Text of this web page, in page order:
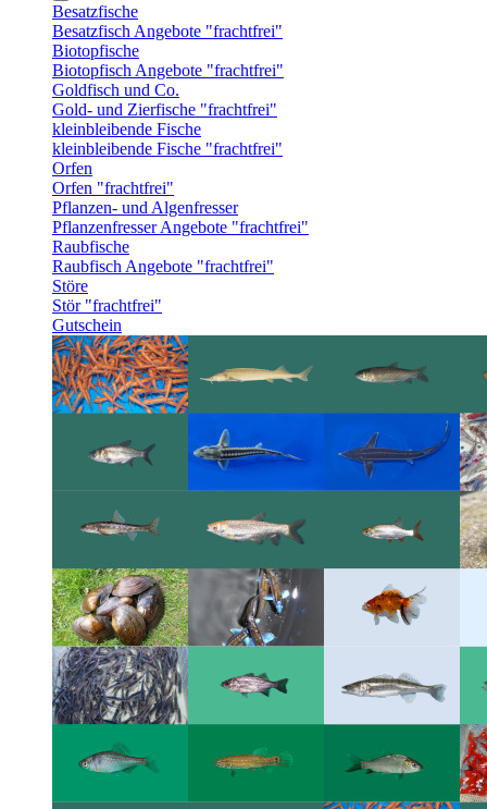
Besatzfische
Besatzfisch Angebote "frachtfrei"
Biotopfische
Biotopfisch Angebote "frachtfrei"
Goldfisch und Co.
Gold- und Zierfische "frachtfrei"
kleinbleibende Fische
kleinbleibende Fische "frachtfrei"
Orfen
Orfen "frachtfrei"
Pflanzen- und Algenfresser
Pflanzenfresser Angebote "frachtfrei"
Raubfische
Raubfisch Angebote "frachtfrei"
Störe
Stör "frachtfrei"
Gutschein